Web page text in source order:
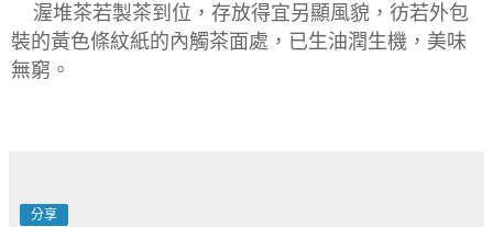
渥堆茶若製茶到位，存放得宜另顯風貌 ，彷若外包
裝的黃色條紋紙的內觸茶面處，已生油潤生機，美味
無窮。
分享